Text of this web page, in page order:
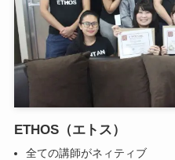
ETHOS（エトス）
全ての講師がネィティブ